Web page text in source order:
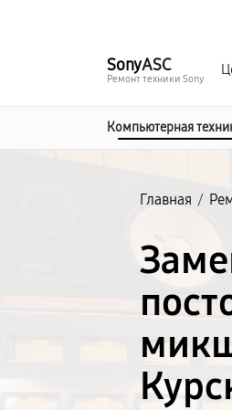
SonyASC
Ремонт техники Sony
Компьютерная
Главная /